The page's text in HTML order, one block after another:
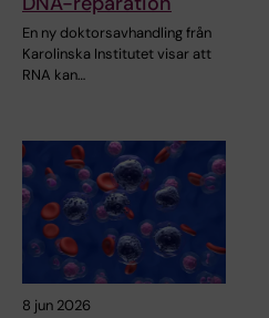
En ny doktorsavhandling från
Karolinska Institutet visar att
RNA kan…
8 jun 2026